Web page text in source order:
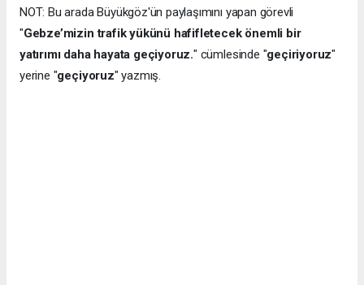
NOT: Bu arada Büyükgöz'ün paylaşımını yapan görevli
"Gebze’mizin trafik yükünü hafifletecek önemli bir
yatırımı daha hayata geçiyoruz." cümlesinde "geçiriyoruz"
yerine "geçiyoruz" yazmış.